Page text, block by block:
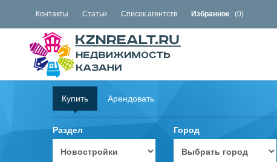
Контакты Статьи Список агентств Избранное (0)
Купить Арендовать
Раздел Город